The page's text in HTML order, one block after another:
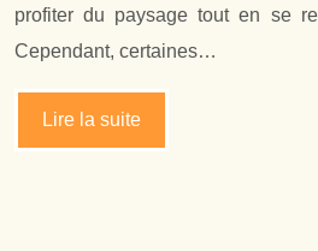
profiter du paysage tout en se
Cependant, certaines…
Lire la suite